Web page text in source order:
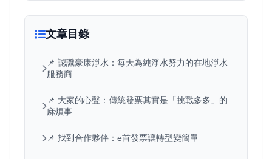
文章目錄
📌 認識豪康淨水：每天為純淨水努力的在地淨水
服務商
📌 大家的心聲：傳統發票其實是「挑戰多多」的
麻煩事
📌 找到合作夥伴：e首發票讓轉型變簡單